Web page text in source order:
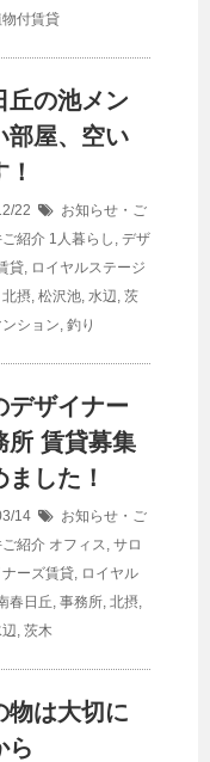
付賃貸
丘の池メン
部屋、空い
22
お知らせ・ご
紹介 1人暮らし , デザ
貸, ロイヤルステージ
北摂, 松沢池, 水辺, 茨
ション, 釣り
デザイナー
所 賃貸募集
ました！
14
お知らせ・ご
紹介 オフィス, サロ
ーズ賃貸, ロイヤル
春日丘, 事務所, 北摂,
, 茨木
物は大切に
ら